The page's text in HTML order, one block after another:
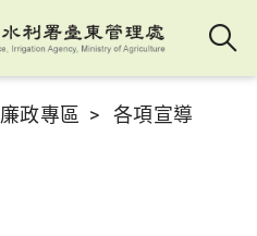
廉政專區 各項宣導